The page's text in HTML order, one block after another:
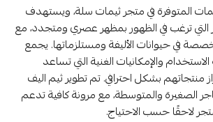
المتوفرة في متجر ثيمات سلة، ويستهدف
ترغب في الظهور بمظهر عصري ومتجدد، مع
في حيوانات الأليفة ومستلزماتها. يجمع
والإمكانيات الغنية التي تساعد
منتجاتهم بشكل احترافي. تم تطوير ثيم اليف
الصغيرة والمتوسطة، مع مرونة كافية تدعم
لاحقًا حسب الاحتياج.